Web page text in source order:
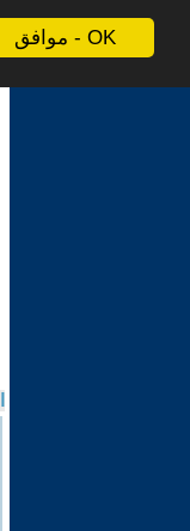
موافق - OK